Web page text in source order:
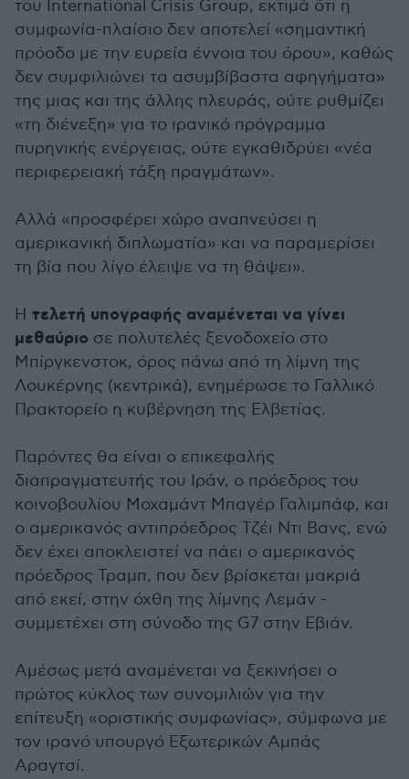
του International Crisis Group, εκτιμά ότι η
συμφωνία-πλαίσιο δεν αποτελεί «σημαντική
πρόοδο με την ευρεία έννοια του όρου», καθώς
δεν συμφιλιώνει τα ασυμβίβαστα αφηγήματα»
της μιας και της άλλης πλευράς, ούτε ρυθμίζει
«τη διένεξη» για το ιρανικό πρόγραμμα
πυρηνικής ενέργειας, ούτε εγκαθιδρύει «νέα
περιφερειακή τάξη πραγμάτων».
Αλλά «προσφέρει χώρο αναπνεύσει η
αμερικανική διπλωματία» και να παραμερίσει
τη βία που λίγο έλειψε να τη θάψει».
Η τελετή υπογραφής αναμένεται να γίνει
μεθαύριο σε πολυτελές ξενοδοχείο στο
Μπίργκενστοκ, όρος πάνω από τη λίμνη της
Λουκέρνης (κεντρικά), ενημέρωσε το Γαλλικό
Πρακτορείο η κυβέρνηση της Ελβετίας.
Παρόντες θα είναι ο επικεφαλής
διαπραγματευτής του Ιράν, ο πρόεδρος του
κοινοβουλίου Μοχαμάντ Μπαγέρ Γαλιμπάφ, και
ο αμερικανός αντιπρόεδρος Τζέι Ντι Βανς, ενώ
δεν έχει αποκλειστεί να πάει ο αμερικανός
πρόεδρος Τραμπ, που δεν βρίσκεται μακριά
από εκεί, στην όχθη της λίμνης Λεμάν -
συμμετέχει στη σύνοδο της G7 στην Εβιάν.
Αμέσως μετά αναμένεται να ξεκινήσει ο
πρώτος κύκλος των συνομιλιών για την
επίτευξη «οριστικής συμφωνίας», σύμφωνα με
τον ιρανό υπουργό Εξωτερικών Αμπάς
Αραγτσί.